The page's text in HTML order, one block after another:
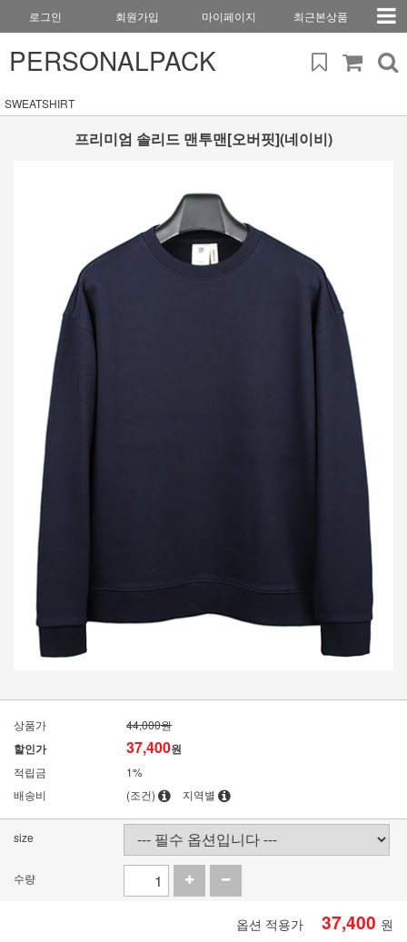
로그인 회원가입 마이페이지 최근본상품
PERSONALPACK
SWEATSHIRT
프리미엄 솔리드 맨투맨[오버핏](네이비)
상품가 44,000원
할인가 37,400원
적립금
1%
배송비
(조건) 지역별
size
수량
옵션 적용가 37,400 원